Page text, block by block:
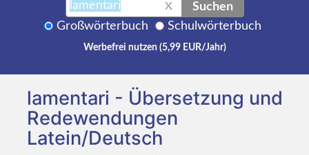
X Suchen
Großwörterbuch Schulwörterbuch
Werbefrei nutzen (5,99 EUR/Jahr)
lamentari - Übersetzung und
Redewendungen
Latein/Deutsch